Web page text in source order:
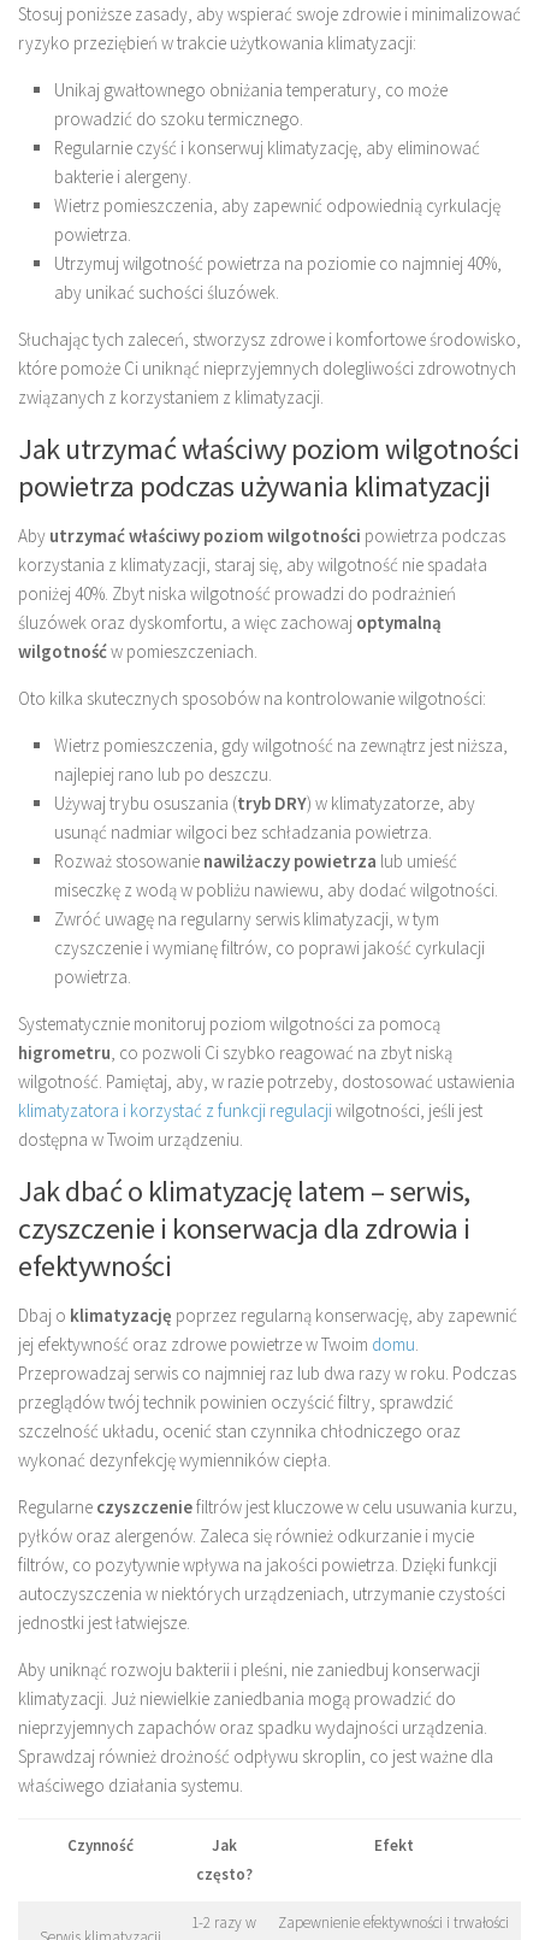
Stosuj poniższe zasady, aby wspierać swoje zdrowie i minimalizować
ryzyko przeziębień w trakcie użytkowania klimatyzacji:
Unikaj gwałtownego obniżania temperatury, co może
prowadzić do szoku termicznego.
Regularnie czyść i konserwuj klimatyzację, aby eliminować
bakterie i alergeny.
Wietrz pomieszczenia, aby zapewnić odpowiednią cyrkulację
powietrza.
Utrzymuj wilgotność powietrza na poziomie co najmniej 40%,
aby unikać suchości śluzówek.
Słuchając tych zaleceń, stworzysz zdrowe i komfortowe środowisko,
które pomoże Ci uniknąć nieprzyjemnych dolegliwości zdrowotnych
związanych z korzystaniem z klimatyzacji.
Jak utrzymać właściwy poziom wilgotności
powietrza podczas używania klimatyzacji
Aby utrzymać właściwy poziom wilgotności powietrza podczas
korzystania z klimatyzacji, staraj się, aby wilgotność nie spadała
poniżej 40%. Zbyt niska wilgotność prowadzi do podrażnień
śluzówek oraz dyskomfortu, a więc zachowaj optymalną
wilgotnośćw pomieszczeniach.
Oto kilka skutecznych sposobów na kontrolowanie wilgotności:
Wietrz pomieszczenia, gdy wilgotność na zewnątrz jest niższa,
najlepiej rano lub po deszczu.
Używaj trybu osuszania (tryb DRY) w klimatyzatorze, aby
usunąć nadmiar wilgoci bez schładzania powietrza.
Rozważ stosowanie nawilżaczy powietrza lub umieść
miseczkę z wodą w pobliżu nawiewu, aby dodać wilgotności.
Zwróć uwagę na regularny serwis klimatyzacji, w tym
czyszczenie i wymianę filtrów, co poprawi jakość cyrkulacji
powietrza.
Systematycznie monitoruj poziom wilgotności za pomocą
higrometru , co pozwoli Ci szybko reagować na zbyt niską
wilgotność. Pamiętaj, aby, w razie potrzeby, dostosować ustawienia
klimatyzatora i korzystać z funkcji regulacjiwilgotności, jeśli jest
dostępna w Twoim urządzeniu.
Jak dbać o klimatyzację latem – serwis,
czyszczenie i konserwacja dla zdrowia i
efektywności
Dbaj o klimatyzację poprzez regularną konserwację, aby zapewnić
jej efektywność oraz zdrowe powietrze w Twoim domu
Przeprowadzaj serwis co najmniej raz lub dwa razy w roku. Podczas
przeglądów twój technik powinien oczyścić filtry, sprawdzić
szczelność układu, ocenić stan czynnika chłodniczego oraz
wykonać dezynfekcję wymienników ciepła.
Regularne czyszczeniefiltrów jest kluczowe w celu usuwania kurzu,
pyłków oraz alergenów. Zaleca się również odkurzanie i mycie
filtrów, co pozytywnie wpływa na jakości powietrza. Dzięki funkcji
autoczyszczenia w niektórych urządzeniach, utrzymanie czystości
jednostki jest łatwiejsze.
Aby uniknąć rozwoju bakterii i pleśni, nie zaniedbuj konserwacji
klimatyzacji. Już niewielkie zaniedbania mogą prowadzić do
nieprzyjemnych zapachów oraz spadku wydajności urządzenia.
Sprawdzaj również drożność odpływu skroplin, co jest ważne dla
właściwego działania systemu.
Czynność
Jak
często?
Efekt
1-2 razy w Zapewnienie efektywności i trwałości